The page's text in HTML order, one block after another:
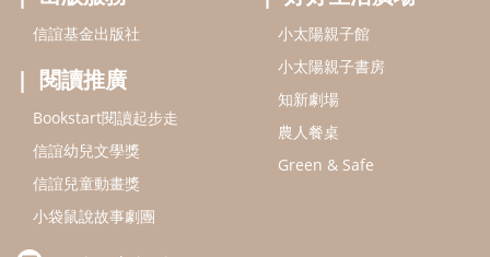
信誼好好育兒
小太陽親子書房
(02)2396-5305轉2345 (週一～週五 9:00～18:00)
認識信誼 合作洽談 智慧財產權聲明
本網站建議使用IE9(含以上)或 Google Chrome 版本瀏覽器
信誼基金會/上誼文化實業股份有限公司 版權所有 ©